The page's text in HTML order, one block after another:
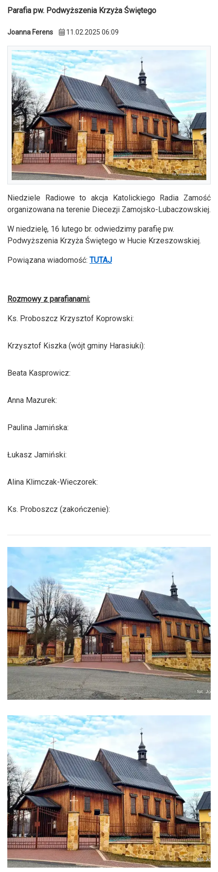
Parafia pw. Podwyższenia Krzyża Świętego
Joanna Ferens 11.02.2025 06:09
Niedziele Radiowe to akcja Katolickiego Radia Zamość
organizowana na terenie Diecezji Zamojsko-Lubaczowskiej.
W niedzielę, 16 lutego br. odwiedzimy parafię pw.
Podwyższenia Krzyża Świętego w Hucie Krzeszowskiej.
Powiązana wiadomość: TUTAJ
Rozmowy z parafianami:
Ks. Proboszcz Krzysztof Koprowski:
Krzysztof Kiszka (wójt gminy Harasiuki):
Beata Kasprowicz:
Anna Mazurek:
Paulina Jamińska:
Łukasz Jamiński:
Alina Klimczak-Wieczorek:
Ks. Proboszcz (zakończenie):